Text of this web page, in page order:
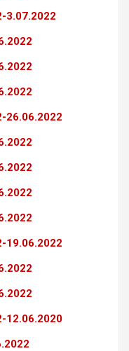
3.07.2022
26.06.2022
19.06.2022
12.06.2020